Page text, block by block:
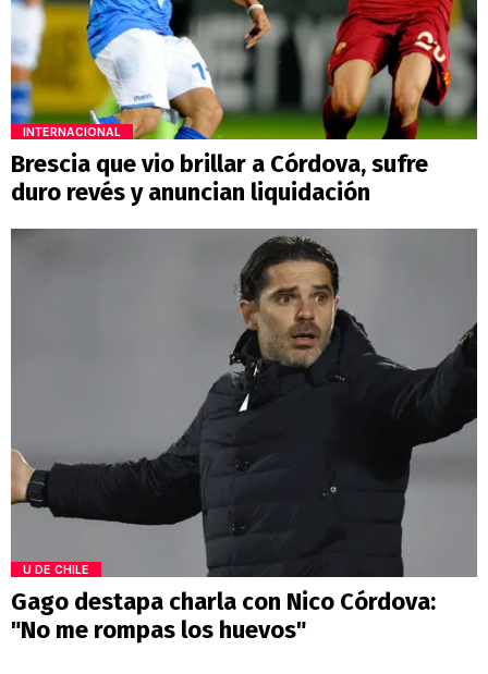
INTERNACIONAL
Brescia que vio brillar a Córdova, sufre
duro revés y anuncian liquidación
U DE CHILE
Gago destapa charla con Nico Córdova:
"No me rompas los huevos"